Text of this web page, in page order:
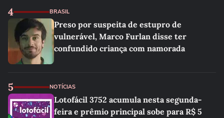
4 BRASIL
Preso por suspeita de estupro de
vulnerável, Marco Furlan disse ter
confundido criança com namorada
5 NOTÍCIAS
Lotofácil 3752 acumula nesta segunda-
feira e prêmio principal sobe para R$ 5